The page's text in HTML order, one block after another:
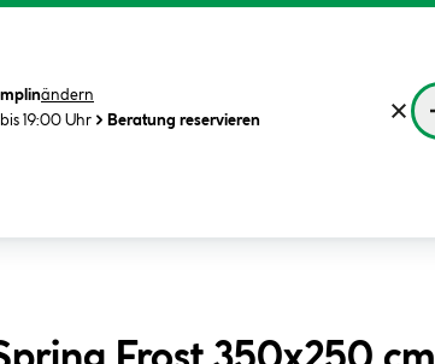
ändern
19:00 Uhr
Beratung reservieren